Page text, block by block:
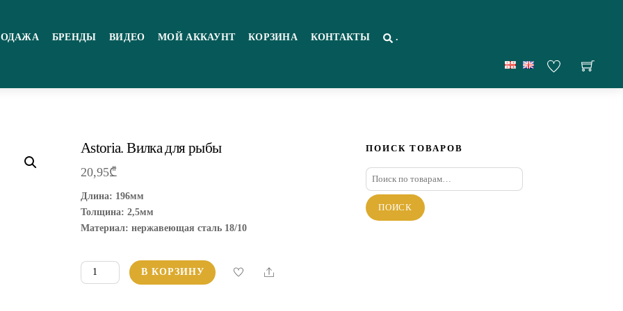
БРЕНДЫ ВИДЕО МОЙ АККАУНТ КОРЗИНА КОНТАКТЫ .
Astoria. Вилка для рыбы
20,95₾
Длина: 196мм
Толщина: 2,5мм
Материал: нержавеющая сталь 18/10
Количество
товара
В КОРЗИНУ Share
ПОИСК ТОВАРОВ
Искать:
ПОИСК